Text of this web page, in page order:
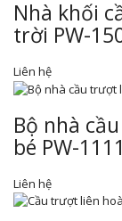
Nhà khối
trời PW-
Liên hệ
Bộ nhà
bé PW-1111
Liên hệ